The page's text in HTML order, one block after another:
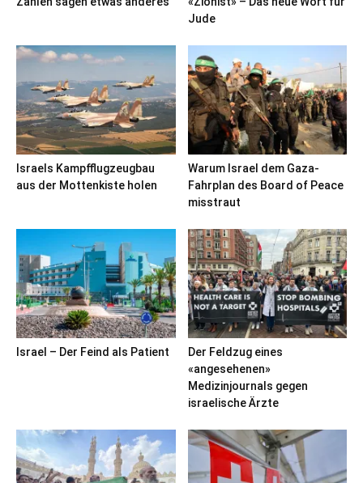
Jude
Israels Kampfflugzeugbau
aus der Mottenkiste holen
Warum Israel dem Gaza-
Fahrplan des Board of Peace
misstraut
Israel – Der Feind als Patient
Der Feldzug eines
«angesehenen»
Medizinjournals gegen
israelische Ärzte